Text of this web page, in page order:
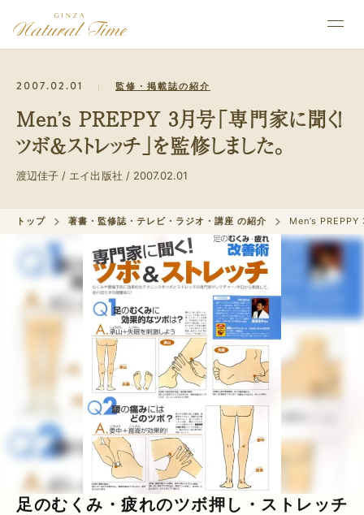
2007.02.01 監修・掲載誌の紹介
Men’s PREPPY 3月号「専門家に聞く！
ツボ＆ストレッチ」を監修しました。
渡辺佳子 / エイ出版社 / 2007.02.01
トップ 著書・監修誌・テレビ・ラジオ・講座 の紹介 Men’s
足のむくみ・疲れのツボ押し・ストレッチ